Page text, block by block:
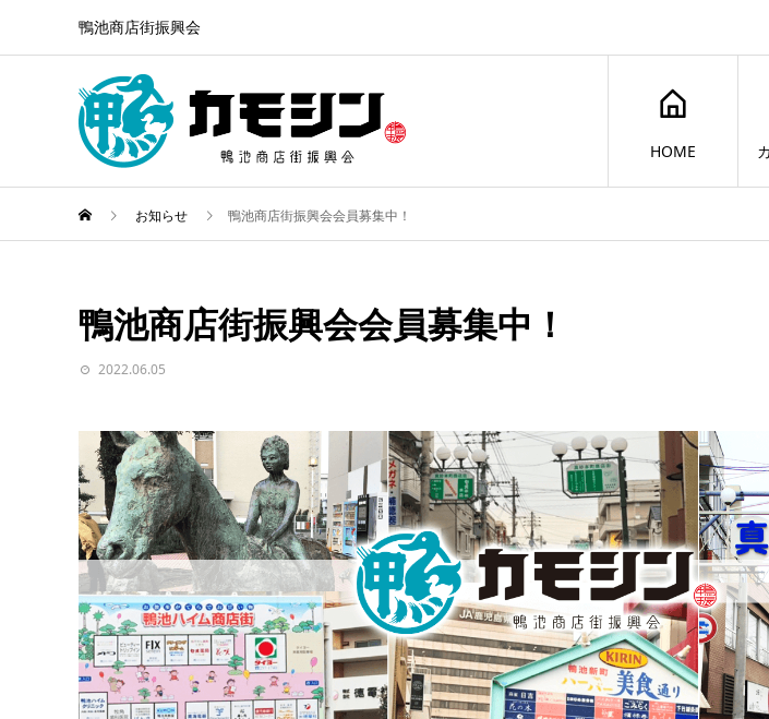
鴨池商店街振興会
HOME
お知らせ 鴨池商店街振興会会員募集中！
鴨池商店街振興会会員募集中！
2022.06.05